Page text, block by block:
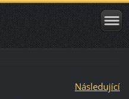
Následující